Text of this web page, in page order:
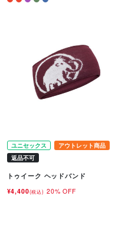
ユニセックス
アウトレット商品
返品不可
トゥイーク ヘッドバンド
¥4,400(税込) 20% OFF